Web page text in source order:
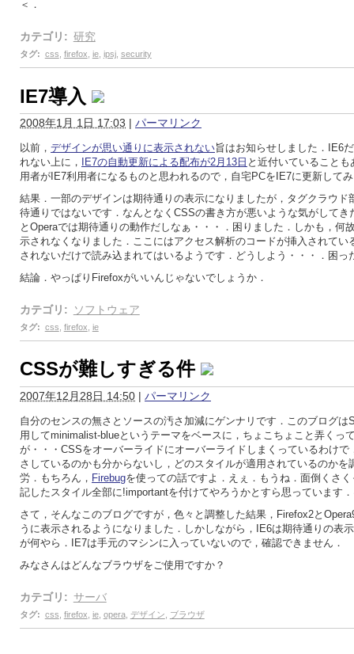
＜．
カテゴリ : 研究
タグ: css firefox ie, ipsj, security
IE7導入
2008年1月 1日 17:03 | パーマリンク
以前， デザインが思い通りに表示されない旨はお知らせしました．IE6
れない上に，
IE7の自動更新による配布が2月13日 と近付いていること
用者がIE7利用者になるものと思われるので，自宅PCをIE7に更新して
結果．一部のデザインは期待通りの表示になりましたが，タグクラウド
待通りではないです．なんとなくCSSの書き方が悪いような気がしてき
とOperaでは期待通りの動作だしなぁ・・・．困りました．しかも，何
示されなくなりました．ここにはアクセス解析のコードが挿入されてい
されないだけで読み込まれてはいるようです．どうしよう・・・．困っ
結論．やっぱりFirefoxがいいんじゃないでしょうか．
カテゴリ : ソフトウェア
タグ: css firefox ie
CSSが難しすぎる件
2007年12月28日 14:50 | パーマリンク
自分のセンスの無さとソースの汚さ加減にゲンナリです．このブログは
用してminimalist-blueというテーマをベースに，ちょこちょこと弄くっ
が・・・CSSをオーバーライドにオーバーライドしまくっているわけで
さしているのかも分からないし，どのスタイルが適用されているのかを
労．もちろん， Firebugを使っての話ですよ．えぇ．もうね．面倒くさ
記したスタイル全部に!importantを付けてやろうかとすら思っています
さて，そんなこのブログですが，色々と調整した結果，Firefox2と
うに表示されるようになりました．しかしながら，IE6は期待通りの表
が何やら．IE7は手元のマシンに入っていないので，確認できません．
みなさんはどんなブラウザをご使用ですか？
カテゴリ : サーバ
タグ: css firefox ie, opera, デザイン ブラウザ